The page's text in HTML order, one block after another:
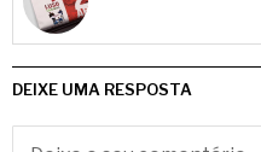
DEIXE UMA RESPOSTA